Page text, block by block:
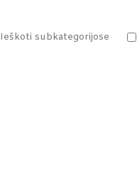
Ieškoti subkategorijose